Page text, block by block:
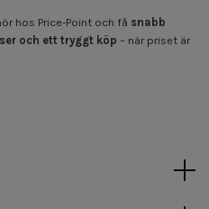
hos Price-Point och få snabb
och ett tryggt köp – när priset är